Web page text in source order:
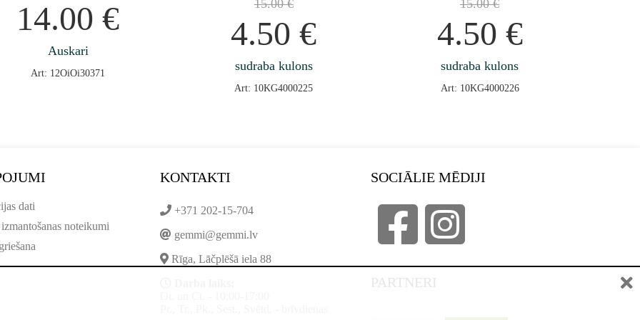
14.00€
Auskari
Art: 12OiOi30371
15.00€
4.50€
sudraba kulons
Art: 10KG4000225
15.00€
4.50 €
sudraba kulons
Art: 10KG4000226
dati
noteikumi
KONTAKTI
+371 202-15-704
gemmi@gemmi.lv
Rīga, Lāčplēšā iela 88
SOCIĀLIE MĒDIJI
PARTNERI